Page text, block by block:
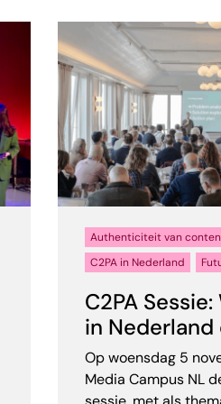
Authenticiteit van
C2PA in Nederland
C2PA
in Nederland
Op woensdag 5
Media Campus NL